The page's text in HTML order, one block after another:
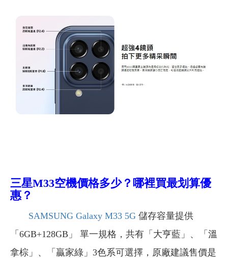
三星M33空機價格多少？哪裡買最划算優
惠？
SAMSUNG Galaxy M33 5G 儲存容量提供
「6GB+128GB」 單一規格，共有「大亨藍」、「溫
拿棕」、「贏家綠」3色系可選擇，原廠建議售價是